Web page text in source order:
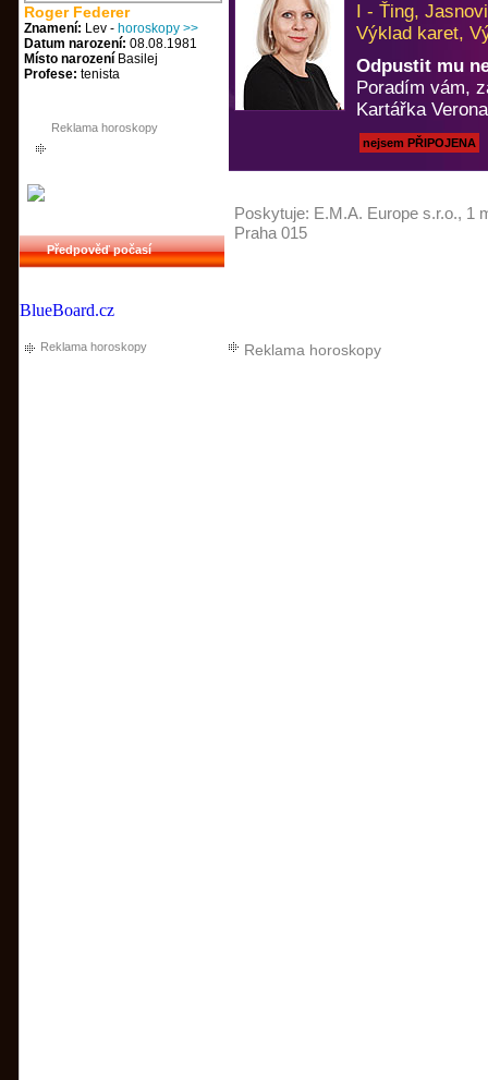
Roger Federer
Znamení: Lev - horoskopy >>
Datum narození: 08.08.1981
Místo narození Basilej
Profese: tenista
Reklama horoskopy
Předpověď počasí
BlueBoard.cz
Reklama horoskopy
I - Ťing,
Výklad karet,
Odpustit mu
Poradím vám,
Kartářka Verona
nejsem PŘIPOJENA
Poskytuje: E.M.A. Europe s.r.o., 1
Praha 015
Reklama horoskopy